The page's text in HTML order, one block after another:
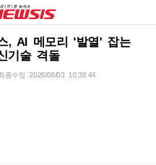
, AI 메모리 '발열' 잡는
기술 격돌
종수정 2026/06/03 10:38:44